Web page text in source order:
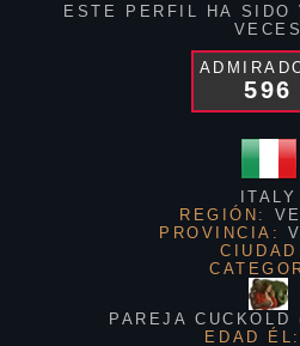
ESTE PERFIL HA SIDO
VECES
596
ITALY
REGIÓN:
PROVINCIA:
CIUDAD
PAREJA CUCKOLD
EDAD ÉL: